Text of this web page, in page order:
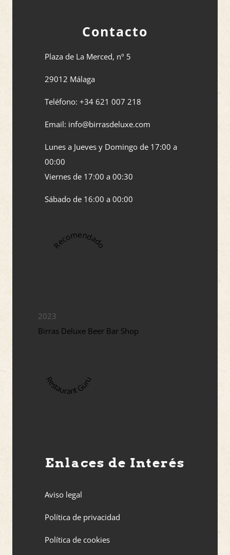
Contacto
Plaza de La Merced, nº 5
29012 Málaga
Teléfono: +34 621 007 218
Email: info@birrasdeluxe.com​
Lunes a Jueves y Domingo de 17:00 a
00:00
Viernes de 17:00 a 00:30
Sábado de 16:00 a 00:00
Recomendado
2023
Birras Deluxe Beer Bar Shop
Restaurant Guru
Enlaces de Interés
Aviso legal
Política de privacidad
Política de cookies